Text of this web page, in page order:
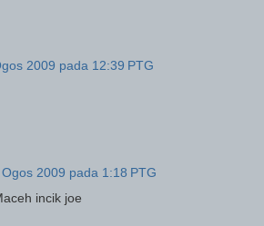
2009 pada 12:39 PTG
2009 pada 1:18 PTG
incik joe